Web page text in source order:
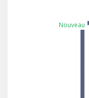
Nouveau